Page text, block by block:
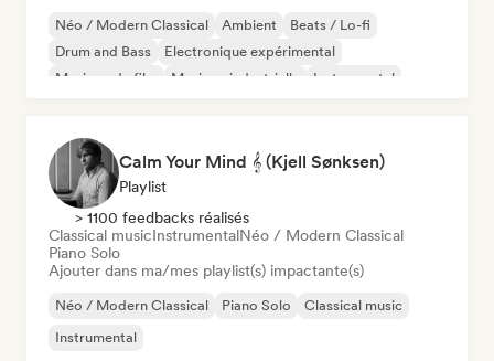
Néo / Modern Classical Ambient
Beats / Lo-fi
Drum and Bass
Electronique expérimental
Musique de film
Musique industrielle Instrumental
Calm Your Mind 𝄞 (Kjell Sønksen)
Playlist
> 1100 feedbacks réalisés
Classical musicInstrumentalNéo / Modern Classical
Piano Solo
Ajouter dans ma/mes playlist(s) impactante(s)
Néo / Modern Classical Piano Solo
Classical music
Instrumental